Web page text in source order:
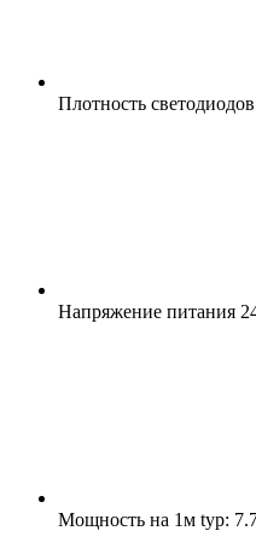
Плотность светодиодов
Напряжение питания
Мощность на 1м typ: